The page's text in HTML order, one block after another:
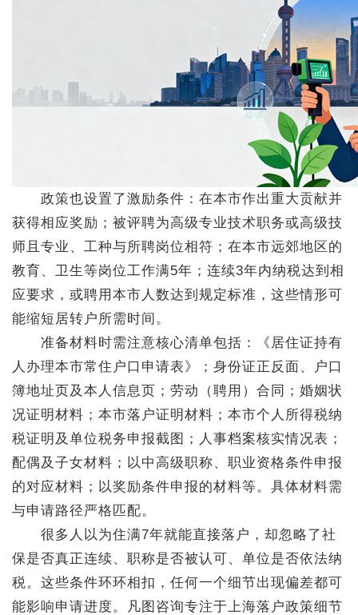
政策也设置了激励条件：在本市作出重大贡献并
获得相应奖励；被评聘为高级专业技术职务或高级技
师且专业、工种与所聘岗位相符；在本市远郊地区的
教育、卫生等岗位工作满5年；连续3年内纳税达到相
应要求，或聘用本市人数达到规定标准，这些情形可
能缩短居转户所需时间。
准备材料时需注意核心清单包括：《居住证持有
人办理本市常住户口申请表》；身份证正反面、户口
簿地址页及本人信息页；劳动（聘用）合同；婚姻状
况证明材料；本市落户证明材料；本市个人所得税纳
税证明及单位税务申报截图；人事档案核实情况表；
配偶及子女材料；以中高级职称、职业资格条件申报
的对应材料；以奖励条件申报的材料等。具体材料需
与申请路径严格匹配。
很多人以为住满7年就能直接落户，却忽略了社
保是否真正连续、职称是否被认可、单位是否依法纳
税。这些条件环环相扣，任何一个细节出现偏差都可
能影响申请进度。凡图咨询专注于上海落户政策细节